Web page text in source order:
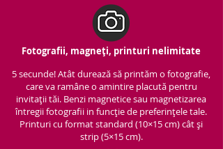
Fotografii, magneți, printuri nelimitate
5 secunde! Atât durează să printăm o fotografie,
care va ramâne o amintire placută pentru
invitații tăi. Benzi magnetice sau magnetizarea
întregii fotografii in funcție de preferințele tale.
Printuri cu format standard (10×15 cm) cât și
strip (5×15 cm).